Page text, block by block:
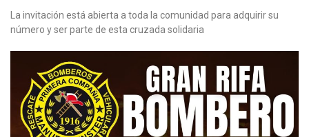
La invitación está abierta a toda la comunidad para adquirir su
número y ser parte de esta cruzada solidaria